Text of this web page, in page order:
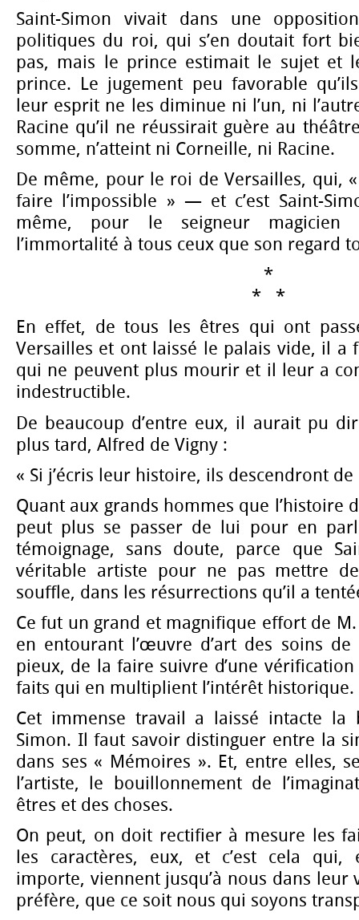
Saint-Simon vivait dans une
politiques du roi, qui s’en doutait fort
pas, mais le prince estimait le sujet et
prince. Le jugement peu favorable
leur esprit ne les diminue ni l’un, ni
Racine qu’il ne réussirait guère au
somme, n’atteint ni Corneille, ni Racine.
De même, pour le roi de Versailles, qui, «
faire l’impossible » — et c’est Saint-
même, pour le seigneur magicien
l’immortalité à tous ceux que son regard
*
* *
En effet, de tous les êtres qui ont
Versailles et ont laissé le palais vide, il a
qui ne peuvent plus mourir et il leur a
indestructible.
De beaucoup d’entre eux, il aurait pu
plus tard, Alfred de Vigny :
« Si j’écris leur histoire, ils descendront
Quant aux grands hommes que l’histoire
peut plus se passer de lui pour en
témoignage, sans doute, parce que
véritable artiste pour ne pas mettre
souffle, dans les résurrections qu’il a
Ce fut un grand et magnifique effort de
en entourant l’œuvre d’art des soins
pieux, de la faire suivre d’une vérification
faits qui en multiplient l’intérêt historique.
Cet immense travail a laissé intacte la
Simon. Il faut savoir distinguer entre la
dans ses « Mémoires ». Et, entre elles,
l’artiste, le bouillonnement de
êtres et des choses.
On peut, on doit rectifier à mesure les
les caractères, eux, et c’est cela
importe, viennent jusqu’à nous dans leur
préfère, que ce soit nous qui soyons